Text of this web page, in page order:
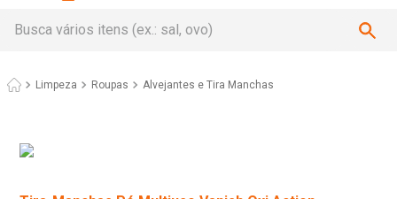
Limpeza Roupas Alvejantes e Tira Manchas